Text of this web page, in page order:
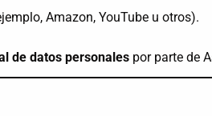
Amazon, YouTube u otros).
de datos personales por parte de